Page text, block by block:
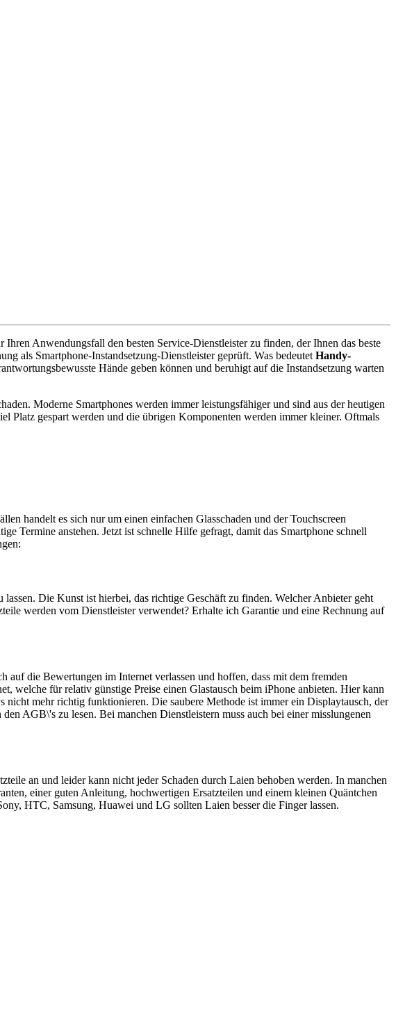
Anwendungsfall den besten Service-Dienstleister zu finden, der Ihnen das beste
als Smartphone-Instandsetzung-Dienstleister geprüft. Was bedeutet Handy-
Hände geben können und beruhigt auf die Instandsetzung warten
Moderne Smartphones werden immer leistungsfähiger und sind aus der heutigen
Platz gespart werden und die übrigen Komponenten werden immer kleiner. Oftmals
handelt es sich nur um einen einfachen Glasschaden und der Touchscreen
Termine anstehen. Jetzt ist schnelle Hilfe gefragt, damit das Smartphone schnell
lassen. Die Kunst ist hierbei, das richtige Geschäft zu finden. Welcher Anbieter geht
werden vom Dienstleister verwendet? Erhalte ich Garantie und eine Rechnung auf
auf die Bewertungen im Internet verlassen und hoffen, dass mit dem fremden
welche für relativ günstige Preise einen Glastausch beim iPhone anbieten. Hier kann
nicht mehr richtig funktionieren. Die saubere Methode ist immer ein Displaytausch, der
AGB\'s zu lesen. Bei manchen Dienstleistern muss auch bei einer misslungenen
an und leider kann nicht jeder Schaden durch Laien behoben werden. In manchen
einer guten Anleitung, hochwertigen Ersatzteilen und einem kleinen Quäntchen
HTC, Samsung, Huawei und LG sollten Laien besser die Finger lassen.